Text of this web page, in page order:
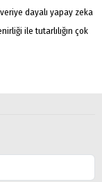
dayalı yapay zeka
ile tutarlılığın çok